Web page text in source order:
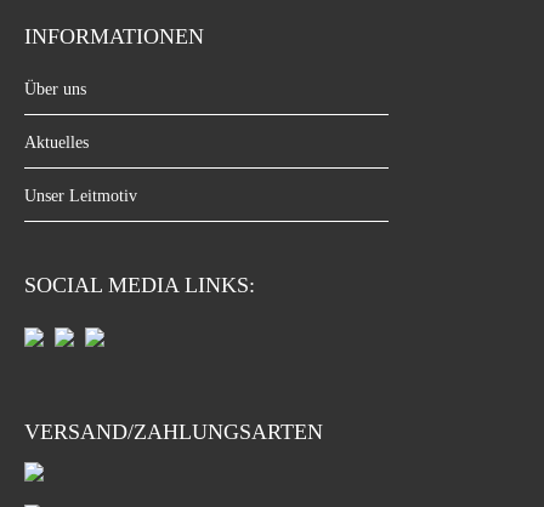
INFORMATIONEN
Über uns
Aktuelles
Unser Leitmotiv
SOCIAL MEDIA LINKS:
VERSAND/ZAHLUNGSARTEN